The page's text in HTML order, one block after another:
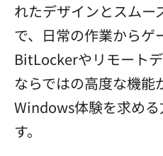
れたデザインとスムー
で、日常の作業からゲ
BitLockerやリモート
ならではの高度な機能
Windows体験を求め
す。